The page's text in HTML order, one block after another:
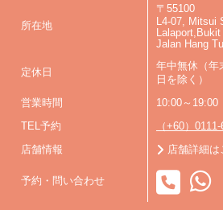
所在地
〒55100
L4-07, Mitsui
Jalan Hang
定休日
年中無休（年
日を除く）
営業時間 10:00～19:00
TEL予約 （+60）
店舗情報 店舗詳細は
予約・問い合わせ